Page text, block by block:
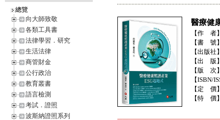
總覽
向大師致敬
各類工具書
法律學習．研究
生活法律
商管財金
公行政治
教育叢書
語言檢測
考試．證照
波斯納證照系列
醫療健
【作 者
【書 號
【出版社
【出 版
【版 次
【ISBN/
【定 價
【特 價